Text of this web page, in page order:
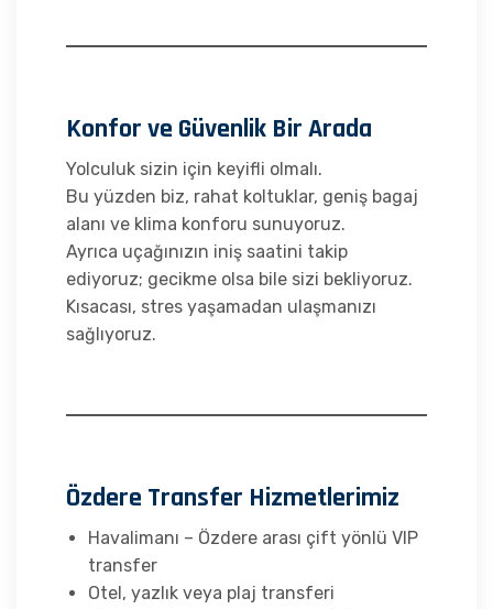
Konfor ve Güvenlik Bir Arada
Yolculuk sizin için keyifli olmalı.
Bu yüzden biz, rahat koltuklar, geniş bagaj
alanı ve klima konforu sunuyoruz.
Ayrıca uçağınızın iniş saatini takip
ediyoruz; gecikme olsa bile sizi bekliyoruz.
Kısacası, stres yaşamadan ulaşmanızı
sağlıyoruz.
Özdere Transfer Hizmetlerimiz
Havalimanı – Özdere arası çift yönlü VIP
transfer
Otel, yazlık veya plaj transferi